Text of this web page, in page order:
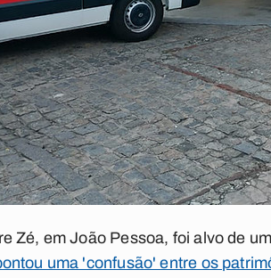
Zé, em João Pessoa, foi alvo de
uma 'confusão' entre os